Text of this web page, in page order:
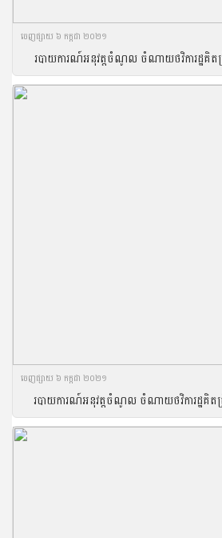
ចេញ​ផ្សាយ​ ៦ កក្កដា ២០២១
របាយការណ៍អនុវត្តចំណូល ចំណាយថវិការដ្ឋគិតត្
ចេញ​ផ្សាយ​ ៦ កក្កដា ២០២១
របាយការណ៍អនុវត្តចំណូល ចំណាយថវិការដ្ឋគិតត្